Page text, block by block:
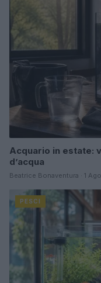
Acquario in estate:
d’acqua
Beatrice Bonaventura · 1
PESCI